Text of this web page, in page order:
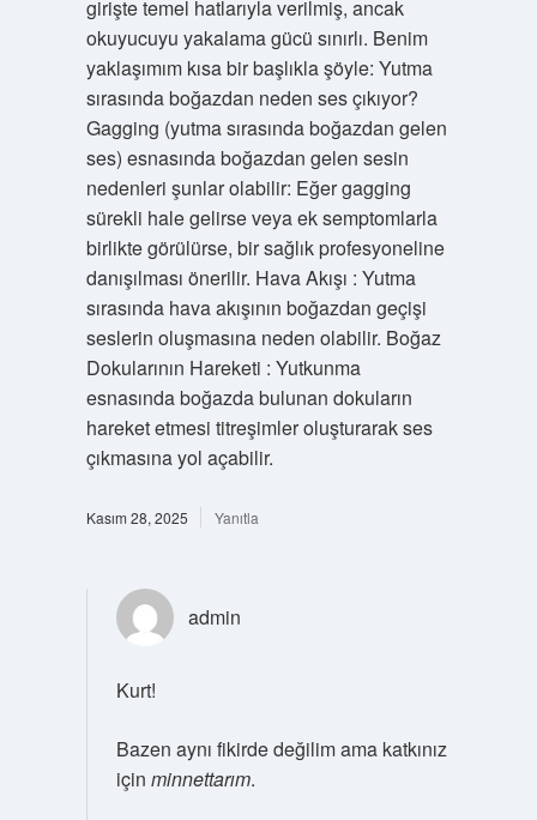
girişte temel hatlarıyla verilmiş, ancak
okuyucuyu yakalama gücü sınırlı. Benim
yaklaşımım kısa bir başlıkla şöyle: Yutma
sırasında boğazdan neden ses çıkıyor?
Gagging (yutma sırasında boğazdan gelen
ses) esnasında boğazdan gelen sesin
nedenleri şunlar olabilir: Eğer gagging
sürekli hale gelirse veya ek semptomlarla
birlikte görülürse, bir sağlık profesyoneline
danışılması önerilir. Hava Akışı : Yutma
sırasında hava akışının boğazdan geçişi
seslerin oluşmasına neden olabilir. Boğaz
Dokularının Hareketi : Yutkunma
esnasında boğazda bulunan dokuların
hareket etmesi titreşimler oluşturarak ses
çıkmasına yol açabilir.
Kasım 28, 2025 Yanıtla
admin
Kurt!
Bazen aynı fikirde değilim ama katkınız
için minnettarım.